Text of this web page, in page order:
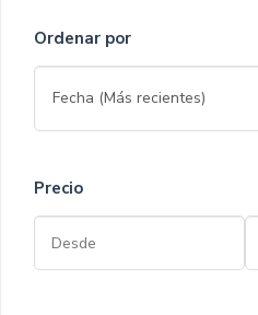
Ordenar por
Precio